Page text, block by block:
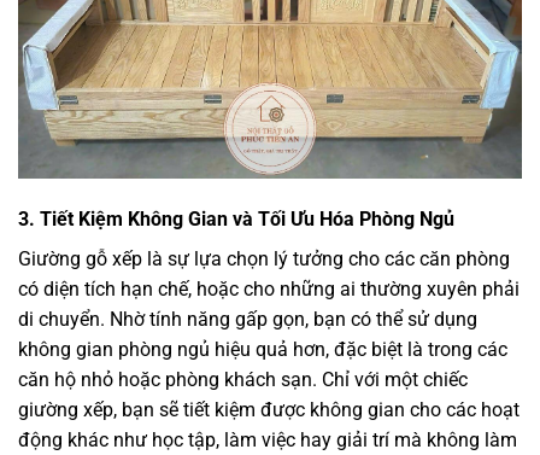
3. Tiết Kiệm Không Gian và Tối Ưu Hóa Phòng Ngủ
Giường gỗ xếp là sự lựa chọn lý tưởng cho các căn phòng
có diện tích hạn chế, hoặc cho những ai thường xuyên phải
di chuyển. Nhờ tính năng gấp gọn, bạn có thể sử dụng
không gian phòng ngủ hiệu quả hơn, đặc biệt là trong các
căn hộ nhỏ hoặc phòng khách sạn. Chỉ với một chiếc
giường xếp, bạn sẽ tiết kiệm được không gian cho các hoạt
động khác như học tập, làm việc hay giải trí mà không làm